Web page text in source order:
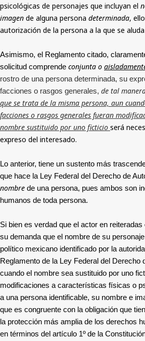
psicológicas de personajes que incluyan el
imagen de alguna persona determinada,
autorización de la persona a la que se
Asimismo, el Reglamento citado,
solicitud comprende conjunta o
rostro de una persona determinada, su
facciones o rasgos generales, de tal
que se trata de la misma persona, aun
facciones o rasgos generales fueran
nombre sustituido por uno ficticio será
expreso del interesado.
Lo anterior, tiene un sustento más
que hace la Ley Federal del Derecho de
nombre de una persona, pues ambos son
humanos de toda persona.
Si bien es verdad que el actor en
su demanda que el nombre de su
político mexicano identificado por la
Reglamento de la Ley Federal del Derecho
cuando el nombre sea sustituido por uno
modificaciones a características físicas o
a una persona identificable, su nombre e
que es congruente con la obligación que
la protección más amplia de los derechos
en términos del artículo 1º de la